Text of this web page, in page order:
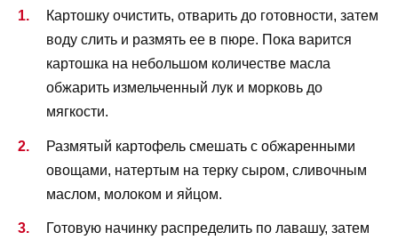
Картошку очистить, отварить до готовности, затем
воду слить и размять ее в пюре. Пока варится
картошка на небольшом количестве масла
обжарить измельченный лук и морковь до
мягкости.
Размятый картофель смешать с обжаренными
овощами, натертым на терку сыром, сливочным
маслом, молоком и яйцом.
Готовую начинку распределить по лавашу, затем